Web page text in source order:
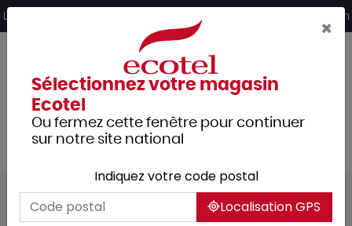
Livraison offerte dès 249€ HT d’achat et retrait 2h en magasin
Tous les produits
Arts de la table
Couverts
Couverts de table
×
Sélectionnez votre magasin
Ecotel
Ou fermez cette fenêtre pour continuer
sur notre site national
Indiquez votre code postal
Localisation GPS
Panneau de gestion des cookies